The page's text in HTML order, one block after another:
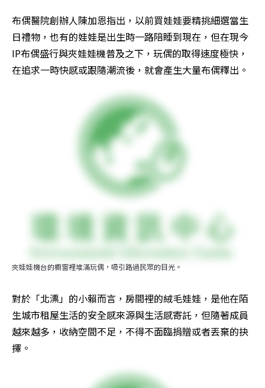
布偶醫院創辦人陳加恩指出，以前買娃娃要精挑細選當生
日禮物，也有的娃娃是出生時一路陪睡到現在，但在現今
IP布偶盛行與夾娃娃機普及之下，玩偶的取得速度極快，
在追求一時快感或跟隨潮流後，就會產生大量布偶釋出。
夾娃娃機台的櫥窗裡堆滿玩偶，吸引路過民眾的目光。
對於「北漂」的小賴而言，房間裡的絨毛娃娃，是他在陌
生城市租屋生活的安全感來源與生活感寄託，但隨著成員
越來越多，收納空間不足，不得不面臨捐贈或者丟棄的抉
擇。